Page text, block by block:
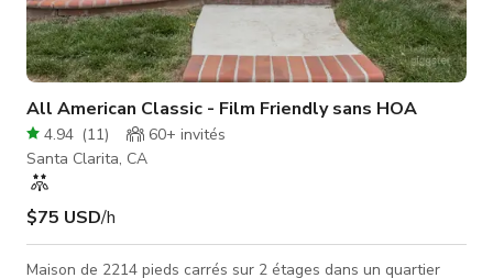
All American Classic - Film Friendly sans HOA
4.94 (11) 60+ invités
Santa Clarita, CA
$75 USD/h
Maison de 2214 pieds carrés sur 2 étages dans un quartier